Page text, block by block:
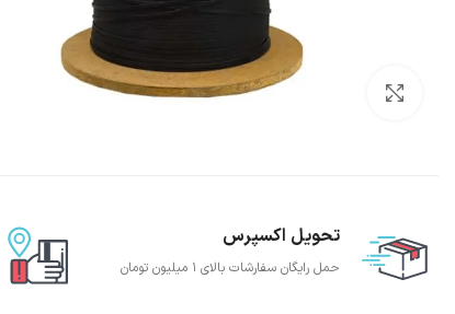
بزرگنمایی تصویر
تحویل اکسپرس
حمل رایگان سفارشات بالای 1 میلیون تومان